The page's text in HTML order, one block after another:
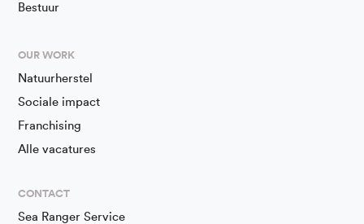
Bestuur
OUR WORK
Natuurherstel
Sociale impact
Franchising
Alle vacatures
CONTACT
Sea Ranger Service